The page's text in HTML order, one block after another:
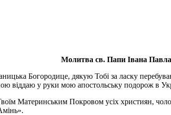
Молитва св. Папи Івана Павла
Богородице, дякую Тобі за ласку
віддаю у руки мою апостольську подорож в
Материнським Покровом усіх християн,